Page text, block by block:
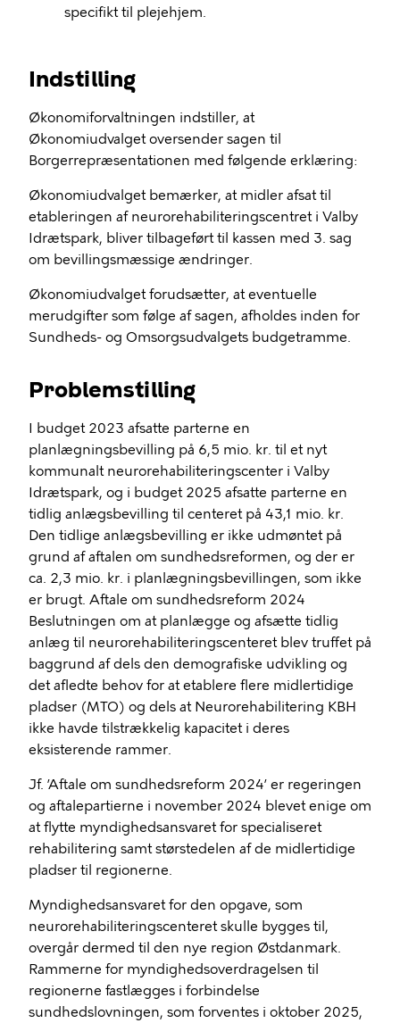
specifikt til plejehjem.
Indstilling
Økonomiforvaltningen indstiller, at
Økonomiudvalget oversender sagen til
Borgerrepræsentationen med følgende erklæring:
Økonomiudvalget bemærker, at midler afsat til
etableringen af neurorehabiliteringscentret i Valby
Idrætspark, bliver tilbageført til kassen med 3. sag
om bevillingsmæssige ændringer.
Økonomiudvalget forudsætter, at eventuelle
merudgifter som følge af sagen, afholdes inden for
Sundheds- og Omsorgsudvalgets budgetramme.
Problemstilling
I budget 2023 afsatte parterne en
planlægningsbevilling på 6,5 mio. kr. til et nyt
kommunalt neurorehabiliteringscenter i Valby
Idrætspark, og i budget 2025 afsatte parterne en
tidlig anlægsbevilling til centeret på 43,1 mio. kr.
Den tidlige anlægsbevilling er ikke udmøntet på
grund af aftalen om sundhedsreformen, og der er
ca. 2,3 mio. kr. i planlægningsbevillingen, som ikke
er brugt. Aftale om sundhedsreform 2024
Beslutningen om at planlægge og afsætte tidlig
anlæg til neurorehabiliteringscenteret blev truffet på
baggrund af dels den demografiske udvikling og
det afledte behov for at etablere flere midlertidige
pladser (MTO) og dels at Neurorehabilitering KBH
ikke havde tilstrækkelig kapacitet i deres
eksisterende rammer.
Jf. ’Aftale om sundhedsreform 2024’ er regeringen
og aftalepartierne i november 2024 blevet enige om
at flytte myndighedsansvaret for specialiseret
rehabilitering samt størstedelen af de midlertidige
pladser til regionerne.
Myndighedsansvaret for den opgave, som
neurorehabiliteringscenteret skulle bygges til,
overgår dermed til den nye region Østdanmark.
Rammerne for myndighedsoverdragelsen til
regionerne fastlægges i forbindelse
sundhedslovningen, som forventes i oktober 2025,